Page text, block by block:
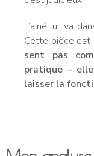
L’ainé lui, va
Cette pièce est
sent pas
pratique –
laisser la